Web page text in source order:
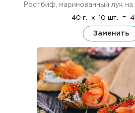
Ростбиф, маринованный лук
40 г. x 10 шт. =
Заменить